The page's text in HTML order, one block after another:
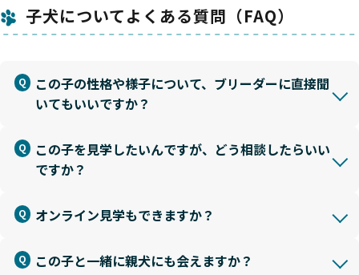
子犬についてよくある質問（FAQ）
この子の性格や様子について、ブリーダーに直接聞
いてもいいですか？
この子を見学したいんですが、どう相談したらいい
ですか？
オンライン見学もできますか？
この子と一緒に親犬にも会えますか？